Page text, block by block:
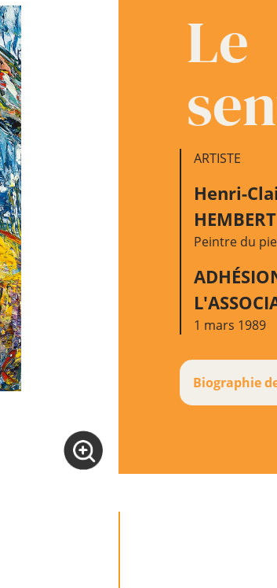
Le
ARTISTE
Henri-
HEMBERT
Peintre du
1 mars 1989
Biographie